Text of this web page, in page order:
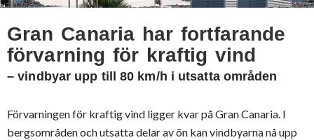
Gran Canaria har fortfarande
förvarning för kraftig vind
– vindbyar upp till 80 km/h i utsatta områden
Förvarningen för kraftig vind ligger kvar på Gran Canaria. I
bergsområden och utsatta delar av ön kan vindbyarna nå upp